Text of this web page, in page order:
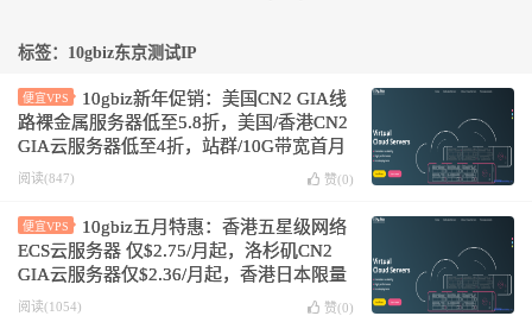
标签：10gbiz东京测试IP
便宜VPS
10gbiz新年促销：美国CN2 GIA线
路裸金属服务器低至5.8折，美国/香港CN2
GIA云服务器低至4折，站群/10G带宽首月
半价
阅读(847) 赞(0)
便宜VPS
10gbiz五月特惠：香港五星级网络
ECS云服务器 仅$2.75/月起，洛杉矶CN2
GIA云服务器仅$2.36/月起，香港日本限量
E5秒杀仅1.5折起
阅读(1054) 赞(0)